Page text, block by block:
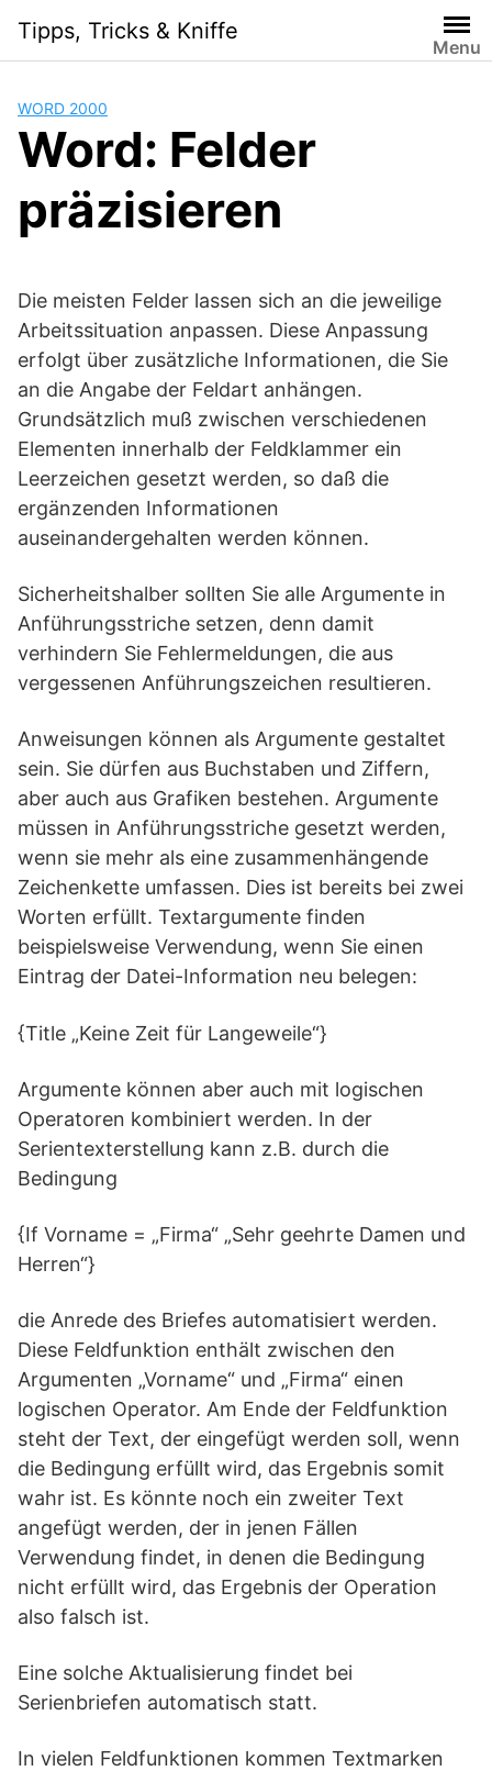
content
Tipps, Tricks & Kniffe
Menu
WORD 2000
Word: Felder
präzisieren
Die meisten Felder lassen sich an die jeweilige
Arbeitssituation anpassen. Diese Anpassung
erfolgt über zusätzliche Informationen, die Sie
an die Angabe der Feldart anhängen.
Grundsätzlich muß zwischen verschiedenen
Elementen innerhalb der Feldklammer ein
Leerzeichen gesetzt werden, so daß die
ergänzenden Informationen
auseinandergehalten werden können.
Sicherheitshalber sollten Sie alle Argumente in
Anführungsstriche setzen, denn damit
verhindern Sie Fehlermeldungen, die aus
vergessenen Anführungszeichen resultieren.
Anweisungen können als Argumente gestaltet
sein. Sie dürfen aus Buchstaben und Ziffern,
aber auch aus Grafiken bestehen. Argumente
müssen in Anführungsstriche gesetzt werden,
wenn sie mehr als eine zusammenhängende
Zeichenkette umfassen. Dies ist bereits bei zwei
Worten erfüllt. Textargumente finden
beispielsweise Verwendung, wenn Sie einen
Eintrag der Datei-Information neu belegen:
{Title „Keine Zeit für Langeweile“}
Argumente können aber auch mit logischen
Operatoren kombiniert werden. In der
Serientexterstellung kann z.B. durch die
Bedingung
{If Vorname = „Firma“ „Sehr geehrte Damen und
Herren“}
die Anrede des Briefes automatisiert werden.
Diese Feldfunktion enthält zwischen den
Argumenten „Vorname“ und „Firma“ einen
logischen Operator. Am Ende der Feldfunktion
steht der Text, der eingefügt werden soll, wenn
die Bedingung erfüllt wird, das Ergebnis somit
wahr ist. Es könnte noch ein zweiter Text
angefügt werden, der in jenen Fällen
Verwendung findet, in denen die Bedingung
nicht erfüllt wird, das Ergebnis der Operation
also falsch ist.
Eine solche Aktualisierung findet bei
Serienbriefen automatisch statt.
In vielen Feldfunktionen kommen Textmarken